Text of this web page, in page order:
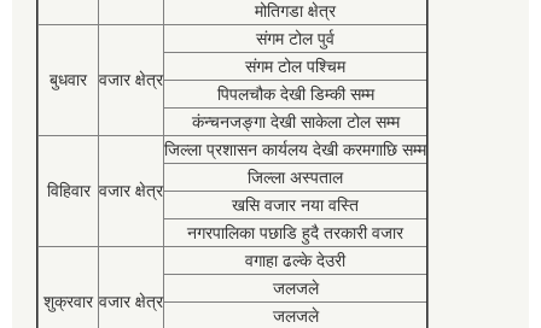
मोतिगडा क्षेत्र
बुधवार वजार क्षेत्र
संगम टोल पुर्व
संगम टोल पश्चिम
पिपलचौक देखी डिम्की सम्म
कंन्चनजङ्गा देखी साकेला टोल सम्म
विहिवार वजार क्षेत्र
जिल्ला प्रशासन कार्यलय देखी करमगाछि सम्म
जिल्ला अस्पताल
खसि वजार नया वस्ति
नगरपालिका पछाडि हुदै तरकारी वजार
शुक्रवार वजार क्षेत्र
वगाहा ढल्के देउरी
जलजले
जलजले